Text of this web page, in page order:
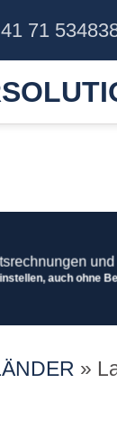
71
auch ohne
»